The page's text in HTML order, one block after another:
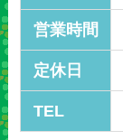
営業時間
定休日
TEL